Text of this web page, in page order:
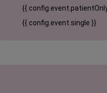
{{
{{ config.event.single }}